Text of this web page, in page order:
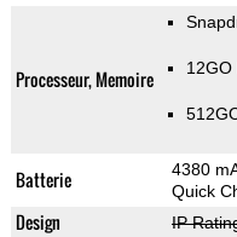
Processeur, Memoire 12GO
Batterie
4380
Quick
Design IP